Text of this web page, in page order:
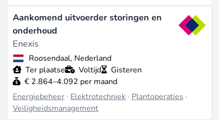
Aankomend uitvoerder storingen en
onderhoud
Enexis
Roosendaal, Nederland
Ter plaatse
Voltijd
Gisteren
€ 2.864–4.092 per maand
Energiebeheer · Elektrotechniek · Plantoperaties ·
Veiligheidsmanagement